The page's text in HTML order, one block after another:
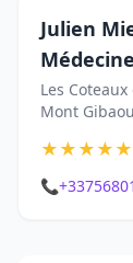
Julien
Les
Mont
★★★★★
📞